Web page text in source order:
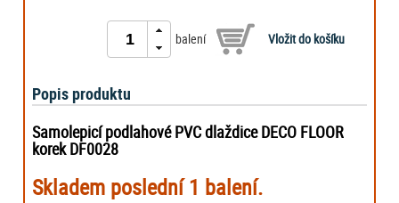
balení
Popis produktu
Samolepicí podlahové PVC dlaždice DECO FLOOR
korek DF0028
Skladem poslední 1 balení.